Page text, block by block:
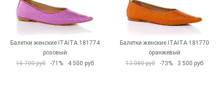
Балетки женские ITAITA 181774
розовый
16 700 руб
-71% 4 500 руб
Балетки женские ITAITA 181770
оранжевый
13 080 руб
-73% 3 500 руб